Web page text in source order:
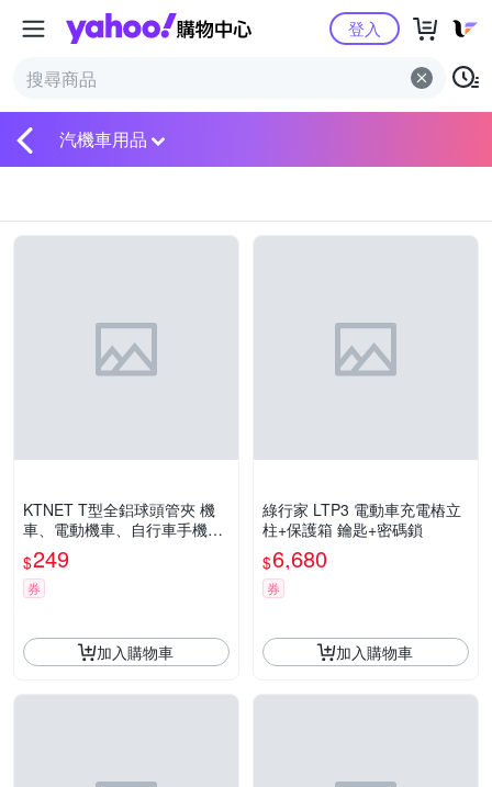
Yahoo購物中心
登入
汽機車用品
KTNET T型全鋁球頭管夾 機
車、電動機車、自行車手機支
架底座 後照鏡橫桿固定座 KT
PS-SMTB
$249
券
加入購物車
綠行家 LTP3 電動車充電樁立
柱+保護箱 鑰匙+密碼鎖
$6,680
券
加入購物車